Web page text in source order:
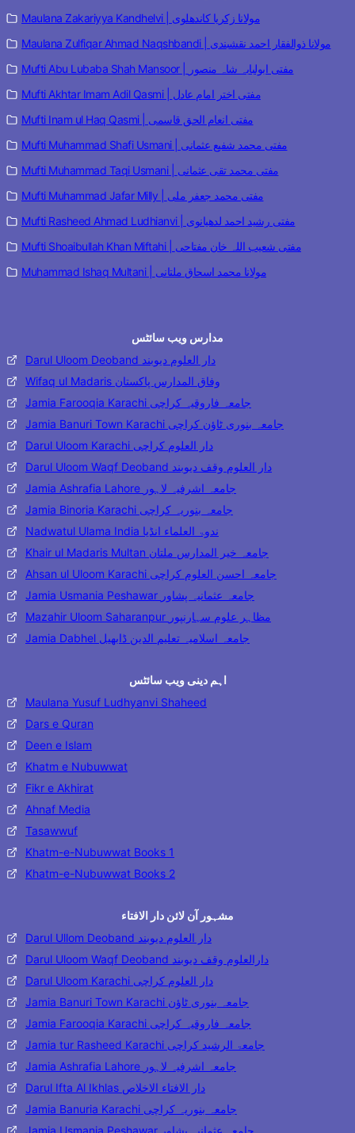
Maulana Zakariyya Kandhelvi | مولانا زکریا کاندھلوی
Maulana Zulfiqar Ahmad Naqshbandi | مولانا ذوالفقار احمد نقشبندی
Mufti Abu Lubaba Shah Mansoor | مفتی ابولبابہ شاہ منصور
Mufti Akhtar Imam Adil Qasmi | مفتی اختر امام عادل
Mufti Inam ul Haq Qasmi | مفتی انعام الحق قاسمی
Mufti Muhammad Shafi Usmani | مفتی محمد شفیع عثمانی
Mufti Muhammad Taqi Usmani | مفتی محمد تقی عثمانی
Mufti Muhammad Jafar Milly | مفتی محمد جعفر ملی
Mufti Rasheed Ahmad Ludhianvi | مفتی رشید احمد لدھیانوی
Mufti Shoaibullah Khan Miftahi | مفتی شعیب اللہ خان مفتاحی
Muhammad Ishaq Multani | مولانا محمد اسحاق ملتانی
مدارس ویب سائٹس
Darul Uloom Deoband دار العلوم دیوبند
Wifaq ul Madaris وفاق المدارس پاکستان
Jamia Farooqia Karachi جامعہ فاروقیہ کراچی
Jamia Banuri Town Karachi جامعہ بنوری ٹاؤن کراچی
Darul Uloom Karachi دار العلوم کراچی
Darul Uloom Waqf Deoband دار العلوم وقف دیوبند
Jamia Ashrafia Lahore جامعہ اشرفیہ لاہور
Jamia Binoria Karachi جامعہ بنوریہ کراچی
Nadwatul Ulama India ندوۃ العلماء انڈیا
Khair ul Madaris Multan جامعہ خیر المدارس ملتان
Ahsan ul Uloom Karachi جامعہ احسن العلوم کراچی
Jamia Usmania Peshawar جامعہ عثمانیہ پشاور
Mazahir Uloom Saharanpur مظاہر علوم سہارنپور
Jamia Dabhel جامعہ اسلامیہ تعلیم الدین ڈابھیل
اہم دینی ویب سائٹس
Maulana Yusuf Ludhyanvi Shaheed
Dars e Quran
Deen e Islam
Khatm e Nubuwwat
Fikr e Akhirat
Ahnaf Media
Tasawwuf
Khatm-e-Nubuwwat Books 1
Khatm-e-Nubuwwat Books 2
مشہور آن لائن دار الافتاء
Darul Ullom Deoband دار العلوم دیوبند
Darul Uloom Waqf Deoband دارالعلوم وقف دیوبند
Darul Uloom Karachi دار العلوم کراچی
Jamia Banuri Town Karachi جامعہ بنوری ٹاؤن
Jamia Farooqia Karachi جامعہ فاروقیہ کراچی
Jamia tur Rasheed Karachi جامعۃ الرشید کراچی
Jamia Ashrafia Lahore جامعہ اشرفیہ لاہور
Darul Ifta Al Ikhlas دار الافتاء الاخلاص
Jamia Banuria Karachi جامعہ بنوریہ کراچی
Jamia Usmania Peshawar جامعہ عثمانیہ پشاور